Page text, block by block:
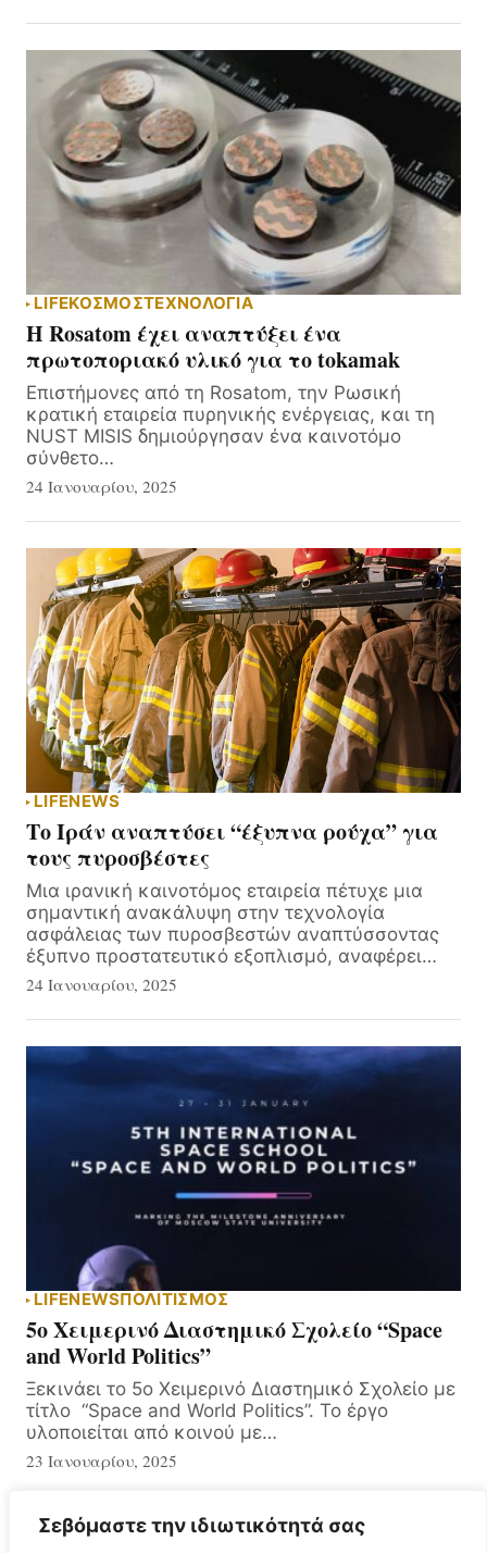
Σεβόμαστε την ιδιωτικότητά σας
LIFEΚΟΣΜΟΣΤΕΧΝΟΛΟΓΙΑ
Η Rosatom έχει αναπτύξει ένα
πρωτοποριακό υλικό για το tokamak
Επιστήμονες από τη Rosatom, την Ρωσική
κρατική εταιρεία πυρηνικής ενέργειας, και τη
NUST MISIS δημιούργησαν ένα καινοτόμο
σύνθετο…
24 Ιανουαρίου, 2025
LIFENEWS
Το Ιράν αναπτύσει “έξυπνα ρούχα” για
τους πυροσβέστες
Μια ιρανική καινοτόμος εταιρεία πέτυχε μια
σημαντική ανακάλυψη στην τεχνολογία
ασφάλειας των πυροσβεστών αναπτύσσοντας
έξυπνο προστατευτικό εξοπλισμό, αναφέρει…
24 Ιανουαρίου, 2025
LIFENEWSΠΟΛΙΤΙΣΜΟΣ
5ο Χειμερινό Διαστημικό Σχολείο “Space
and World Politics”
Ξεκινάει το 5ο Χειμερινό Διαστημικό Σχολείο με
τίτλο “Space and World Politics”. Το έργο
υλοποιείται από κοινού με…
23 Ιανουαρίου, 2025